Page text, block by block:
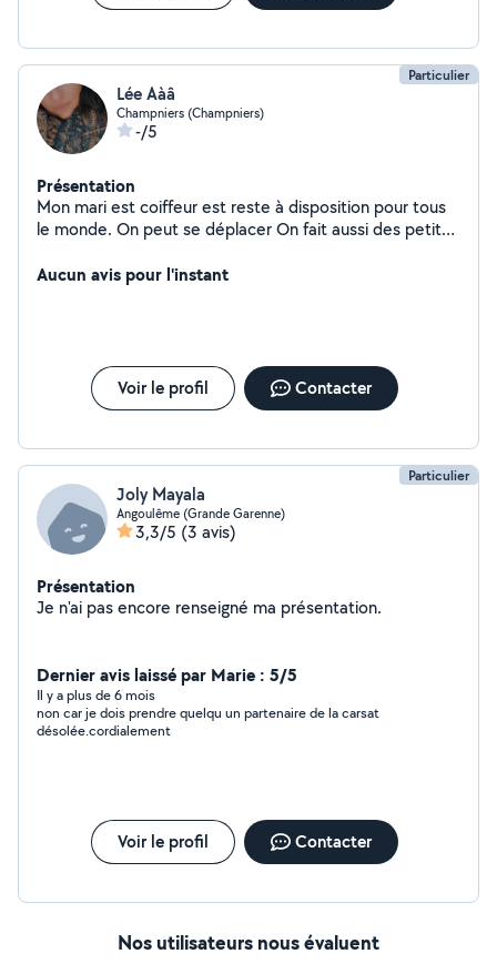
Particulier
Lée Aàâ
Champniers (Champniers)
-/5
Présentation
Mon mari est coiffeur est reste à disposition pour tous
le monde. On peut se déplacer On fait aussi des petites
Aucun avis pour l'instant
Voir le profil Contacter
Particulier
Joly Mayala
Angoulême (Grande Garenne)
3,3/5 (3 avis)
Présentation
Je n'ai pas encore renseigné ma présentation.
Dernier avis laissé par Marie : 5/5
Il y a plus de 6 mois
non car je dois prendre quelqu un partenaire de la carsat
désolée.cordialement
Voir le profil Contacter
Nos utilisateurs nous évaluent